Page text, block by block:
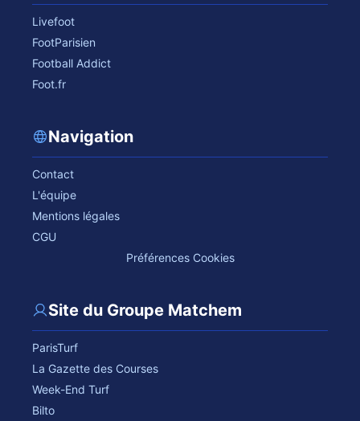
Livefoot
FootParisien
Football Addict
Foot.fr
Navigation
Contact
L'équipe
Mentions légales
CGU
Préférences Cookies
Site du Groupe Matchem
ParisTurf
La Gazette des Courses
Week-End Turf
Bilto